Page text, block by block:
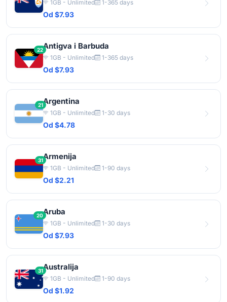
1GB - Unlimited 1-365 days
Od $7.93
22Antigva i Barbuda
1GB - Unlimited 1-365 days
Od $7.93
21Argentina
1GB - Unlimited 1-30 days
Od $4.78
31Armenija
1GB - Unlimited 1-90 days
Od $2.21
20Aruba
1GB - Unlimited 1-30 days
Od $7.93
31Australija
1GB - Unlimited 1-90 days
Od $1.92